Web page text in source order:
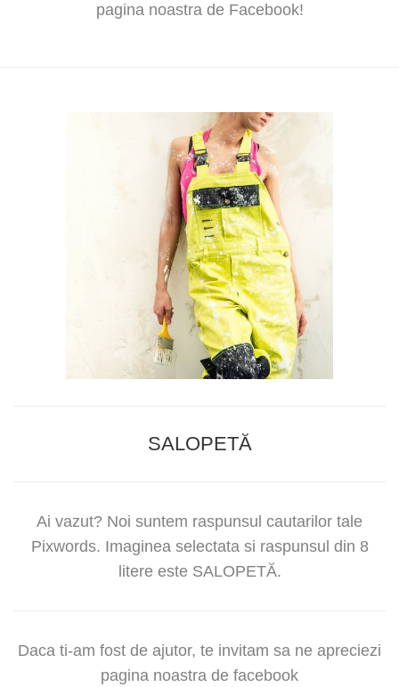
pagina noastra de Facebook!
SALOPETĂ
Ai vazut? Noi suntem raspunsul cautarilor tale
Pixwords. Imaginea selectata si raspunsul din 8
litere este SALOPETĂ.
Daca ti-am fost de ajutor, te invitam sa ne apreciezi
pagina noastra de facebook